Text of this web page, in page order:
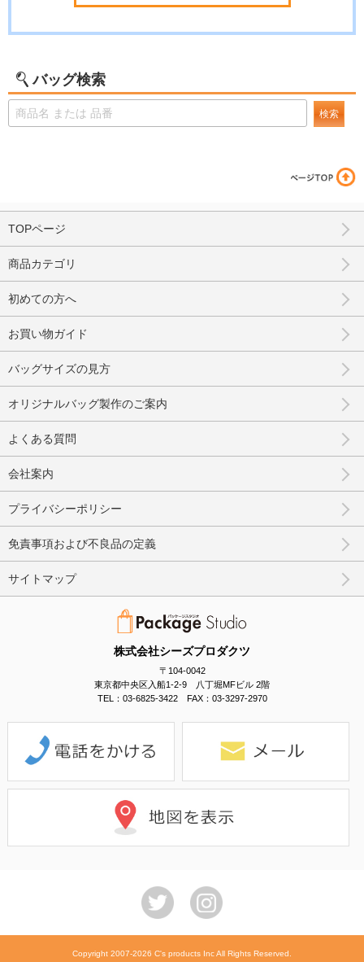
バッグ検索
検索
株式会社シーズプロダクツ
〒104-0042
東京都中央区入船1-2-9 八丁堀MFビル 2階
TEL：03-6825-3422 FAX：03-3297-2970
TOPページ
商品カテゴリ
初めての方へ
お買い物ガイド
バッグサイズの見方
オリジナルバッグ製作のご案内
よくある質問
会社案内
プライバシーポリシー
免責事項および不良品の定義
サイトマップ
Copyright 2007-2026 C's products Inc All Rights Reserved.